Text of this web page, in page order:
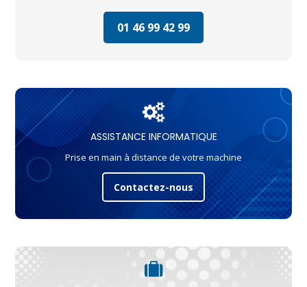
01 46 99 42 99
ASSISTANCE INFORMATIQUE
Prise en main à distance de votre machine
Contactez-nous